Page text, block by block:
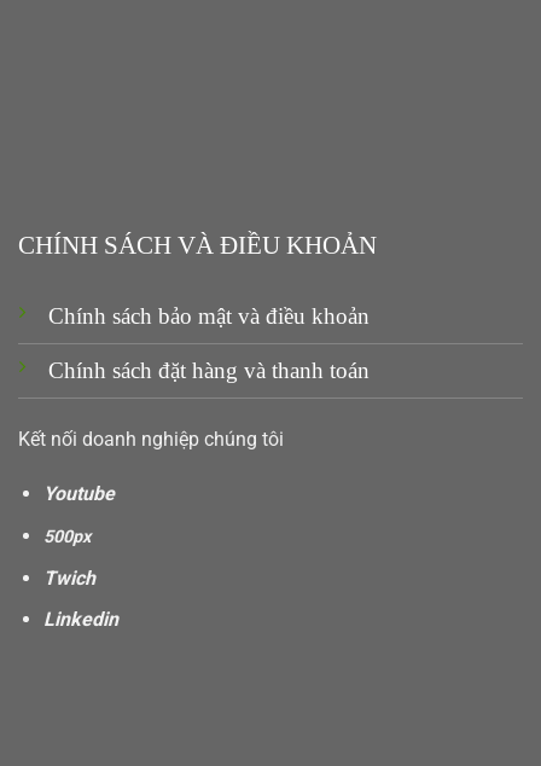
CHÍNH SÁCH VÀ ĐIỀU KHOẢN
Chính sách bảo mật và điều khoản
Chính sách đặt hàng và thanh toán
Kết nối doanh nghiệp chúng tôi
Youtube
500px
Twich
Linkedin